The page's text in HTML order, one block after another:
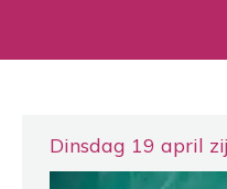
Dinsdag 19 april